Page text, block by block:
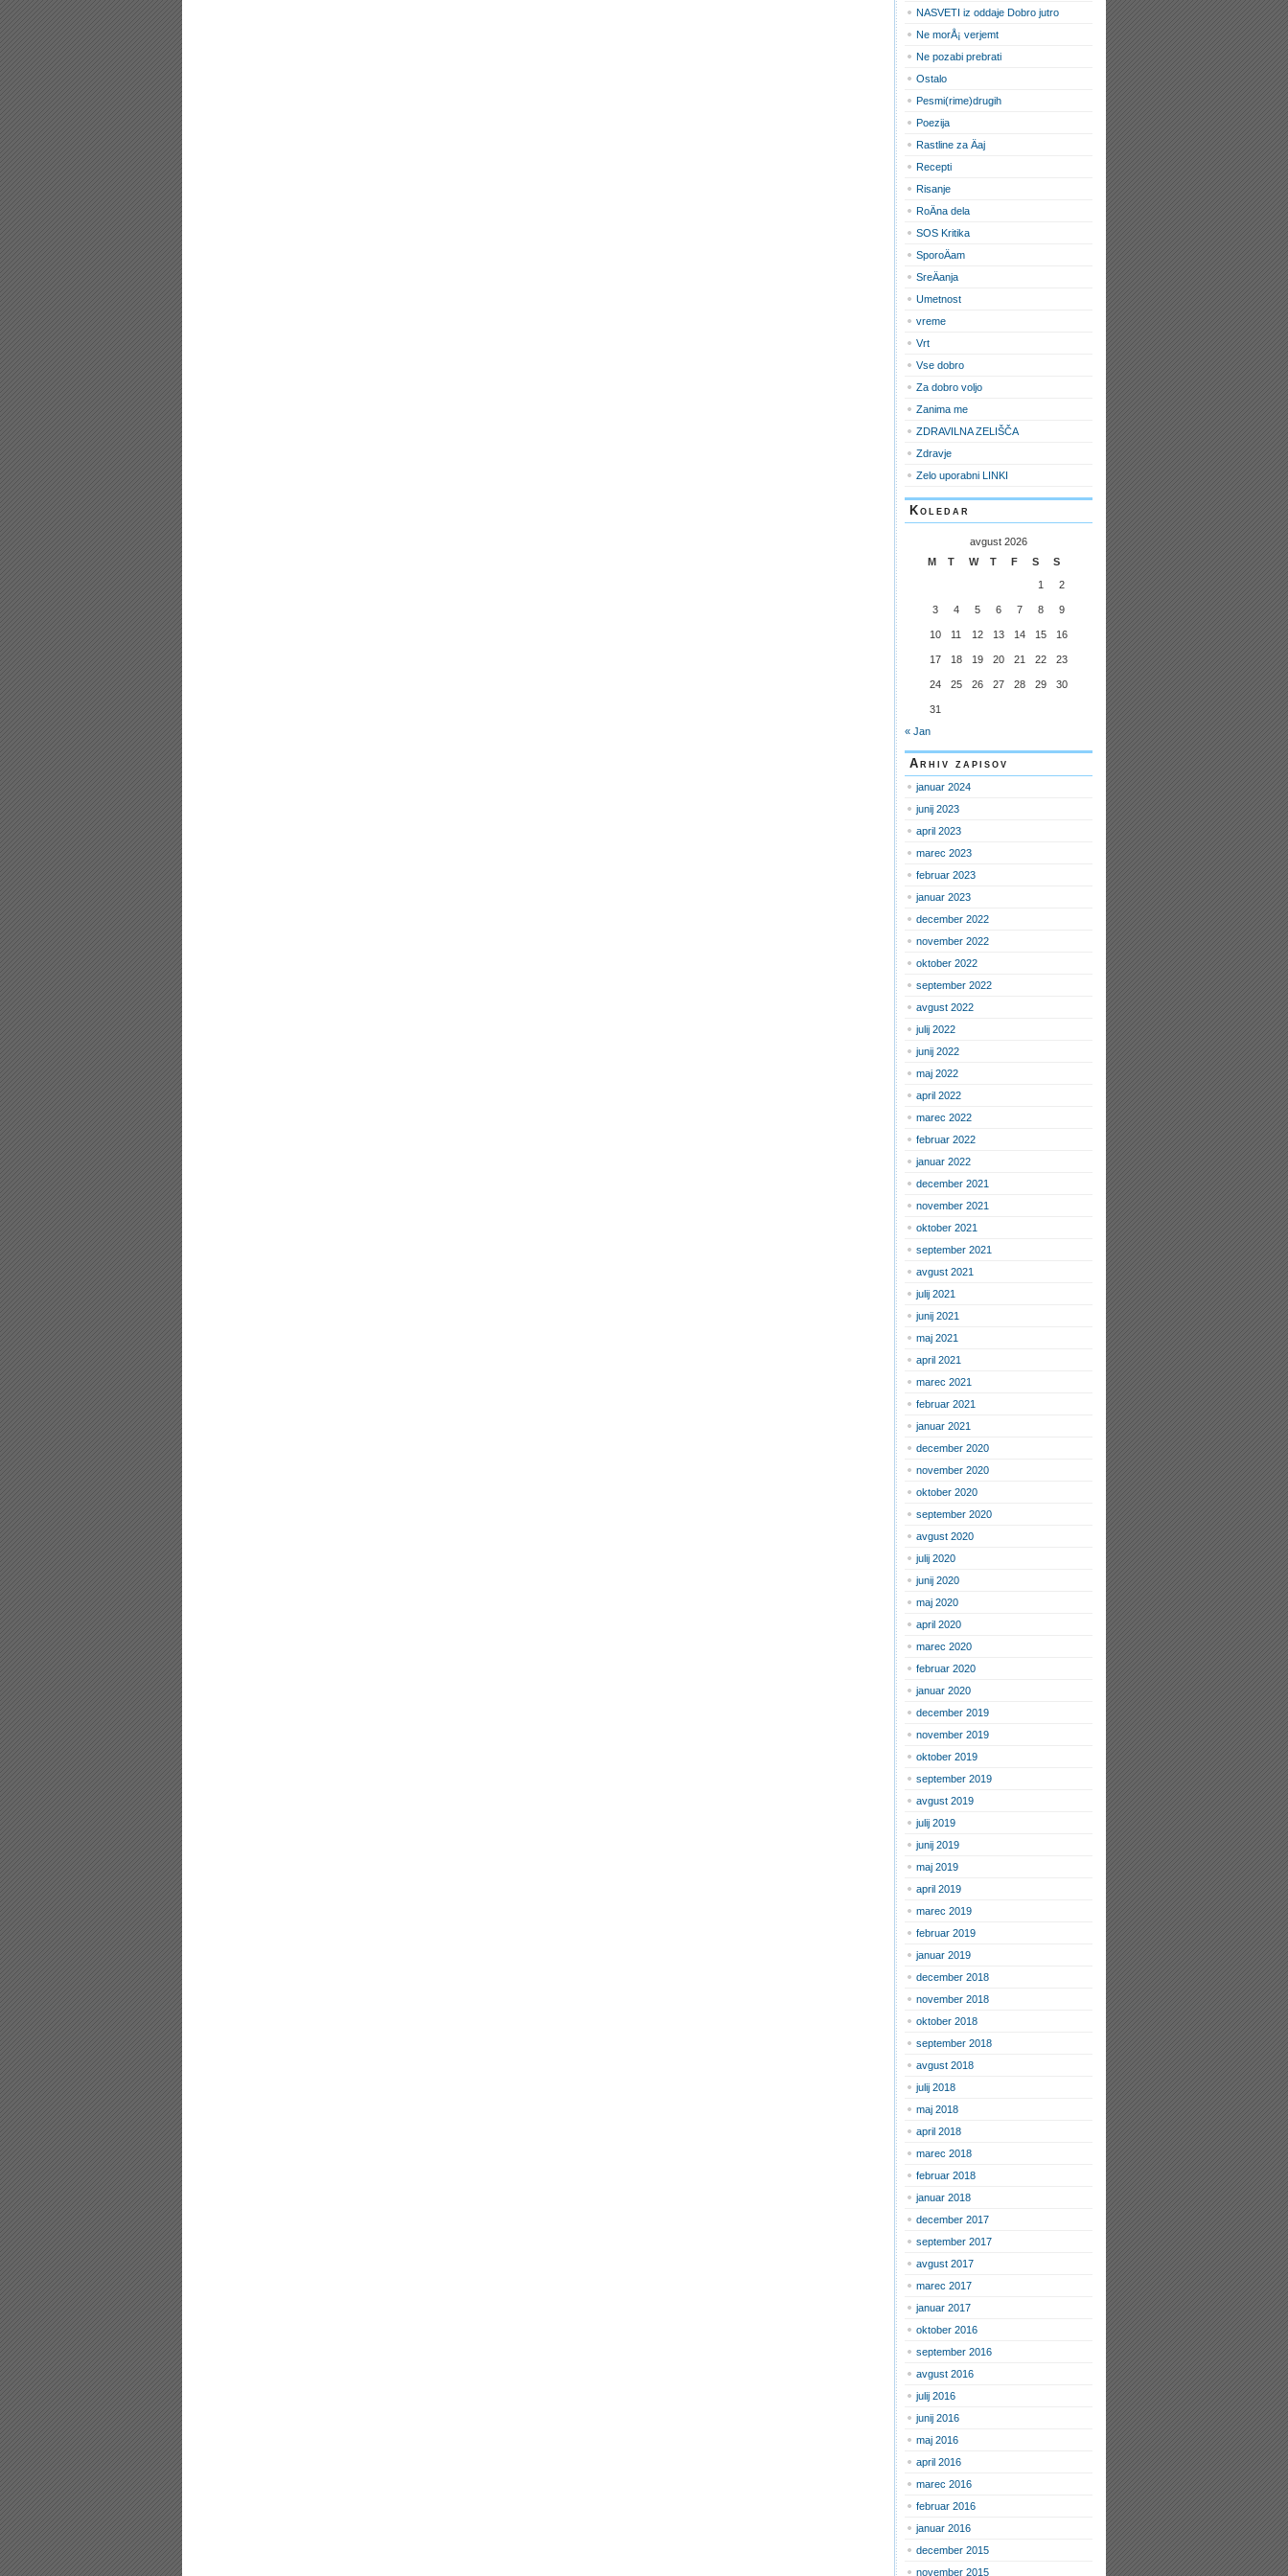
NASVETI iz oddaje Dobro jutro
Ne morÅ¡ verjemt
Ne pozabi prebrati
Ostalo
Pesmi(rime)drugih
Poezija
Rastline za Äaj
Recepti
Risanje
RoÄna dela
SOS Kritika
SporoÄam
SreÄanja
Umetnost
vreme
Vrt
Vse dobro
Za dobro voljo
Zanima me
ZDRAVILNA ZELIŠČA
Zdravje
Zelo uporabni LINKI
Koledar
avgust 2026
M
T W T F S
S
1
2
3 4 5 6 7 8 9
10 11 12 13 14 15 16
17 18 19 20 21 22 23
24 25 26 27 28 29 30
31
« Jan
Arhiv zapisov
januar 2024
junij 2023
april 2023
marec 2023
februar 2023
januar 2023
december 2022
november 2022
oktober 2022
september 2022
avgust 2022
julij 2022
junij 2022
maj 2022
april 2022
marec 2022
februar 2022
januar 2022
december 2021
november 2021
oktober 2021
september 2021
avgust 2021
julij 2021
junij 2021
maj 2021
april 2021
marec 2021
februar 2021
januar 2021
december 2020
november 2020
oktober 2020
september 2020
avgust 2020
julij 2020
junij 2020
maj 2020
april 2020
marec 2020
februar 2020
januar 2020
december 2019
november 2019
oktober 2019
september 2019
avgust 2019
julij 2019
junij 2019
maj 2019
april 2019
marec 2019
februar 2019
januar 2019
december 2018
november 2018
oktober 2018
september 2018
avgust 2018
julij 2018
maj 2018
april 2018
marec 2018
februar 2018
januar 2018
december 2017
september 2017
avgust 2017
marec 2017
januar 2017
oktober 2016
september 2016
avgust 2016
julij 2016
junij 2016
maj 2016
april 2016
marec 2016
februar 2016
januar 2016
december 2015
november 2015